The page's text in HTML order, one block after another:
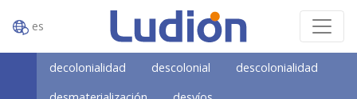
es
decolonialidad descolonial
descolonialidad